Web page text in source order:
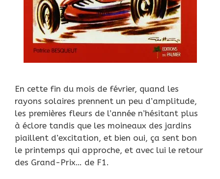
En cette fin du mois de février, quand les
rayons solaires prennent un peu d’amplitude,
les premières fleurs de l’année n’hésitant plus
à éclore tandis que les moineaux des jardins
piaillent d’excitation, et bien oui, ça sent bon
le printemps qui approche, et avec lui le retour
des Grand-Prix… de F1.